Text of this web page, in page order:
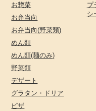
お惣菜
お弁当向
お弁当向(野菜類)
めん類
めん類(麺のみ)
野菜類
デザート
グラタン・ドリア
ピザ
プ
シ